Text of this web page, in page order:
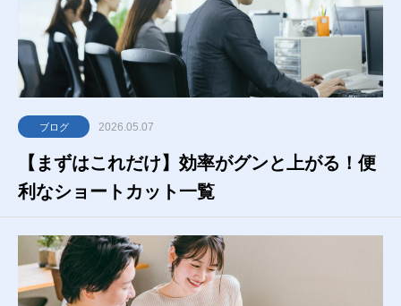
ブログ 2026.05.07
【まずはこれだけ】効率がグンと上がる！便
利なショートカット一覧